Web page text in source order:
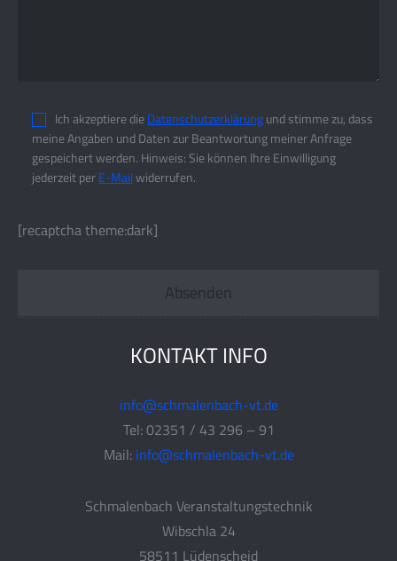
Ich akzeptiere dieDatenschutzerklärungund stimme zu, dass
meine Angaben und Daten zur Beantwortung meiner Anfrage
gespeichert werden. Hinweis: Sie können Ihre Einwilligung
jederzeit perE-Mailwiderrufen.
[recaptcha theme:dark]
KONTAKT INFO
info@schmalenbach-vt.de
Tel: 02351 / 43 296 – 91
Mail: info@schmalenbach-vt.de
Schmalenbach Veranstaltungstechnik
Wibschla 24
58511 Lüdenscheid